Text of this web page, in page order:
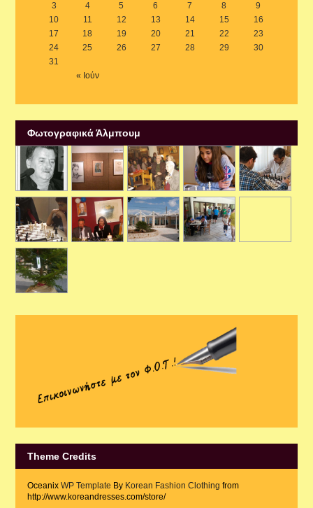
« Ιούν
3
4 5 6 7 8
9
10
11 12 13 14 15
16
17
18 19 20 21 22
23
24
25 26 27 28 29
30
31
Φωτογραφικά Άλμπουμ
Theme Credits
Oceanix WP Template By Korean Fashion Clothing from
http://www.koreandresses.com/store/